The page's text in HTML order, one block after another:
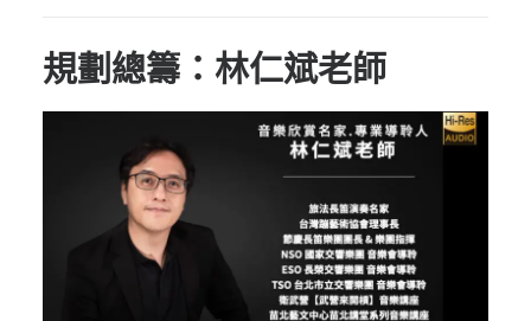
BON旅行
節慶長笛樂團
規劃總籌：林仁斌老師